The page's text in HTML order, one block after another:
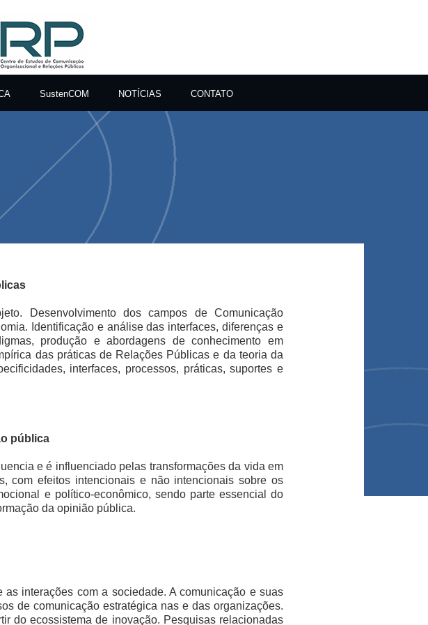
SustenCOM NOTÍCIAS CONTATO
Desenvolvimento dos campos de Comunicação
Identificação e análise das interfaces, diferenças e
produção e abordagens de conhecimento em
das práticas de Relações Públicas e da teoria da
interfaces, processos, práticas, suportes e
pública
e é influenciado pelas transformações da vida em
com efeitos intencionais e não intencionais sobre os
e político-econômico, sendo parte essencial do
da opinião pública.
interações com a sociedade. A comunicação e suas
de comunicação estratégica nas e das organizações.
do ecossistema de inovação. Pesquisas relacionadas